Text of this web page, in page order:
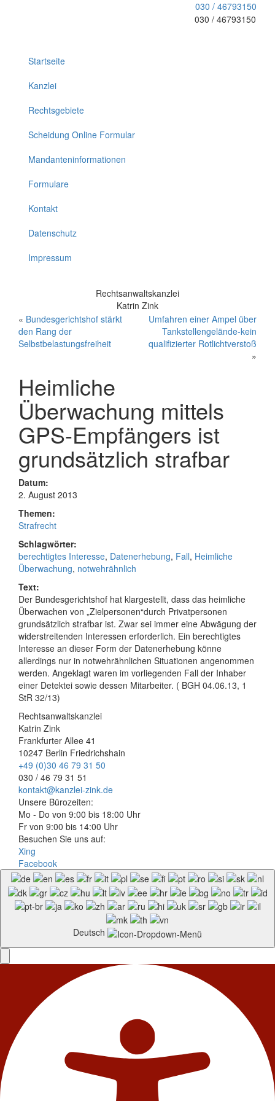
030 / 46793150
030 / 46793150
Startseite
Kanzlei
Rechtsgebiete
Scheidung Online Formular
Mandanteninformationen
Formulare
Kontakt
Datenschutz
Impressum
Rechtsanwaltskanzlei
Katrin Zink
« Bundesgerichtshof stärkt
den Rang der
Selbstbelastungsfreiheit
Umfahren einer Ampel über
Tankstellengelände-kein
qualifizierter Rotlichtverstoß
»
Heimliche
Überwachung mittels
GPS-Empfängers ist
grundsätzlich strafbar
Datum:
2. August 2013
Themen:
Strafrecht
Schlagwörter:
berechtigtes Interesse, Datenerhebung, Fall, Heimliche
Überwachung, notwehrähnlich
Text:
Der Bundesgerichtshof hat klargestellt, dass das heimliche
Überwachen von „Zielpersonen“durch Privatpersonen
grundsätzlich strafbar ist. Zwar sei immer eine Abwägung der
widerstreitenden Interessen erforderlich. Ein berechtigtes
Interesse an dieser Form der Datenerhebung könne
allerdings nur in notwehrähnlichen Situationen angenommen
werden. Angeklagt waren im vorliegenden Fall der Inhaber
einer Detektei sowie dessen Mitarbeiter. ( BGH 04.06.13, 1
StR 32/13)
Rechtsanwaltskanzlei
Katrin Zink
Frankfurter Allee 41
10247 Berlin Friedrichshain
+49 (0)30 46 79 31 50
030 / 46 79 31 51
kontakt@kanzlei-zink.de
Unsere Bürozeiten:
Mo - Do von 9:00 bis 18:00 Uhr
Fr von 9:00 bis 14:00 Uhr
Besuchen Sie uns auf:
Xing
Facebook
Deutsch